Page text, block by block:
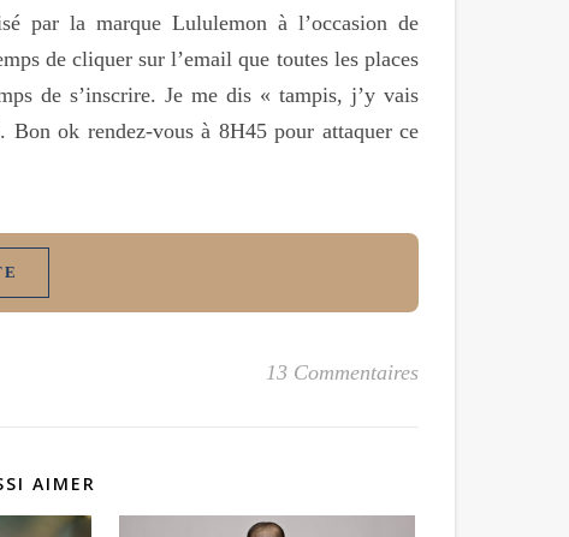
par la marque Lululemon à l’occasion de
de cliquer sur l’email que toutes les places
de s’inscrire. Je me dis « tampis, j’y vais
ok rendez-vous à 8H45 pour attaquer ce
13 Commentaires
AIMER